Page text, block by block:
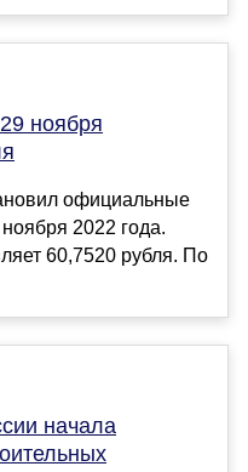
ноября
официальные
2022 года.
60,7520 рубля. По
начала